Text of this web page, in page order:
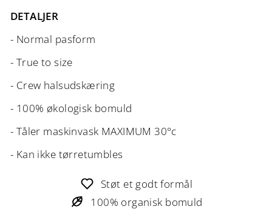
DETALJER
- Normal pasform
- True to size
- Crew halsudskæring
- 100% økologisk bomuld
- Tåler maskinvask MAXIMUM 30°c
- Kan ikke tørretumbles
Støt et godt formål
100% organisk bomuld